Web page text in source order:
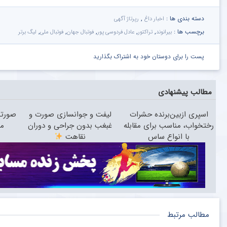
دسته بندی ها : اخبار داغ , رپرتاژ آگهی
برچسب ها : بیرانوند, تراکتور, عادل فردوسی‌ پور, فوتبال جهان, فوتبال ملی, لیگ برتر
پست را برای دوستان خود به اشتراک بگذارید
مطالب پیشنهادی
اسپری ازبین‌برنده حشرات
رختخواب، مناسب برای مقابله
با انواع ساس
لیفت و جوانسازی صورت و
غبغب بدون جراحی و دوران
نقاهت
مطالب مرتبط